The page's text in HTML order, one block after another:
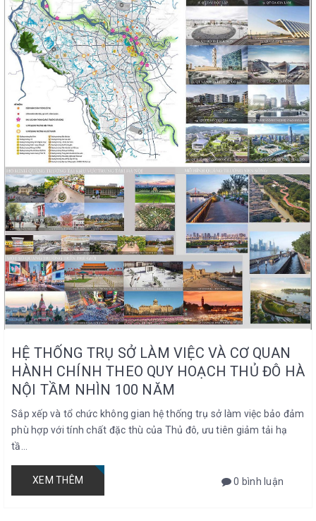
HỆ THỐNG TRỤ SỞ LÀM VIỆC VÀ CƠ QUAN
HÀNH CHÍNH THEO QUY HOẠCH THỦ ĐÔ HÀ
NỘI TẦM NHÌN 100 NĂM
Sắp xếp và tổ chức không gian hệ thống trụ sở làm việc bảo đảm
phù hợp với tính chất đặc thù của Thủ đô, ưu tiên giảm tải hạ
tầ...
XEM THÊM 0 bình luận